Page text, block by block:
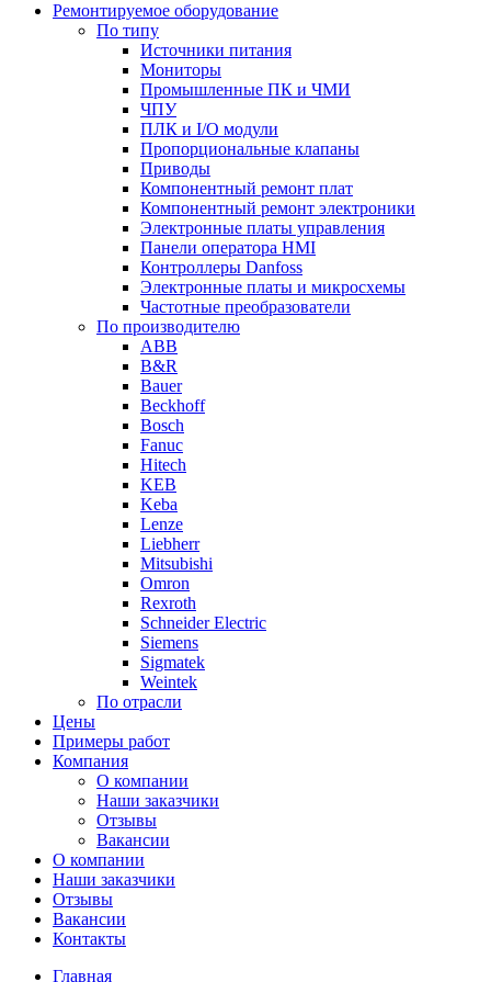
Ремонтируемое оборудование
По типу
Источники питания
Мониторы
Промышленные ПК и ЧМИ
ЧПУ
ПЛК и I/O модули
Пропорциональные клапаны
Приводы
Компонентный ремонт плат
Компонентный ремонт электроники
Электронные платы управления
Панели оператора HMI
Контроллеры Danfoss
Электронные платы и микросхемы
Частотные преобразователи
По производителю
ABB
B&R
Bauer
Beckhoff
Bosch
Fanuc
Hitech
KEB
Keba
Lenze
Liebherr
Mitsubishi
Omron
Rexroth
Schneider Electric
Siemens
Sigmatek
Weintek
По отрасли
Цены
Примеры работ
Компания
О компании
Наши заказчики
Отзывы
Вакансии
О компании
Наши заказчики
Отзывы
Вакансии
Контакты
Главная